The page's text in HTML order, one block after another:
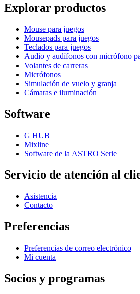
Explorar productos
Mouse para juegos
Mousepads para juegos
Teclados para juegos
Audio y audífonos con micrófono
Volantes de carreras
Micrófonos
Simulación de vuelo y granja
Cámaras e iluminación
Software
G HUB
Mixline
Software de la ASTRO Serie
Servicio de atención al
Asistencia
Contacto
Preferencias
Preferencias de correo electrónico
Mi cuenta
Socios y programas